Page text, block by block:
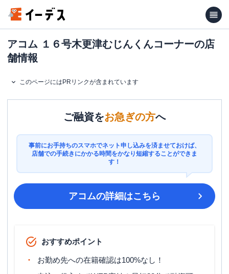
アコム １６号木更津むじんくんコーナーの店
舗情報
このページにはPRリンクが含まれています
ご融資をお急ぎの方へ
事前にお手持ちのスマホでネット申し込みを済ませておけば、
店舗での手続きにかかる時間をかなり短縮することができま
す！
アコムの詳細はこちら
おすすめポイント
お勤め先への在籍確認は100%なし！